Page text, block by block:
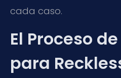
cada caso.
El Proceso
para